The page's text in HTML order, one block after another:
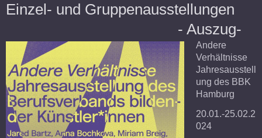
Einzel- und Gruppenausstellungen
- Auszug-
Andere
Verhältnisse
Jahresausstell
ung des BBK
Hamburg
20.01.-25.02.2
024